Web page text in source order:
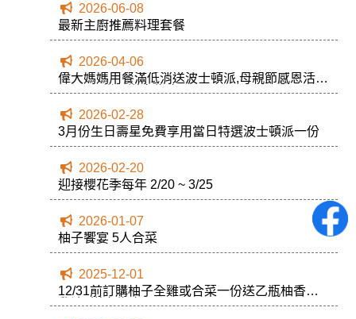
2026-06-08
最新主廚推薦料理套餐
2026-04-06
偉大媽媽用餐滿低消送波士頓派,母親節感恩活動
限05/10當日送完為止
2026-02-28
3月份生日壽星免費享用當日特選波士頓派一份
2026-02-20
迎接櫻花季每年 2/20 ~ 3/25
2026-01-07
柚子饗宴 5人合菜
2025-12-01
12/31前訂購柚子全雞或合菜一份送乙瓶柚香烤
雞油~送完為止